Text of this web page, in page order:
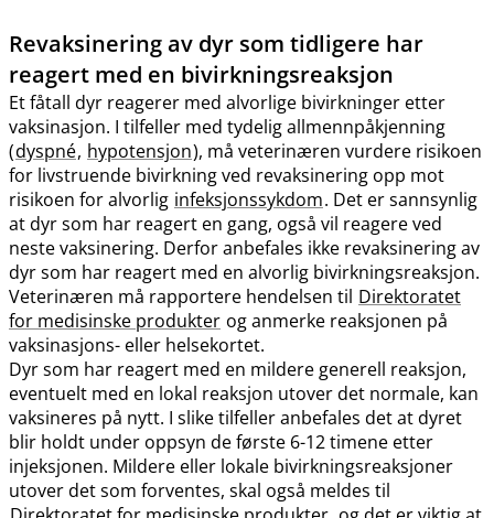
Revaksinering av dyr som tidligere har
reagert med en bivirkningsreaksjon
Et fåtall dyr reagerer med alvorlige bivirkninger etter
vaksinasjon. I tilfeller med tydelig allmennpåkjenning
(dyspné, hypotensjon), må veterinæren vurdere risikoen
for livstruende bivirkning ved revaksinering opp mot
risikoen for alvorlig infeksjonssykdom. Det er sannsynlig
at dyr som har reagert en gang, også vil reagere ved
neste vaksinering. Derfor anbefales ikke revaksinering av
dyr som har reagert med en alvorlig bivirkningsreaksjon.
Veterinæren må rapportere hendelsen til Direktoratet
for medisinske produkter og anmerke reaksjonen på
vaksinasjons- eller helsekortet.
Dyr som har reagert med en mildere generell reaksjon,
eventuelt med en lokal reaksjon utover det normale, kan
vaksineres på nytt. I slike tilfeller anbefales det at dyret
blir holdt under oppsyn de første 6-12 timene etter
injeksjonen. Mildere eller lokale bivirkningsreaksjoner
utover det som forventes, skal også meldes til